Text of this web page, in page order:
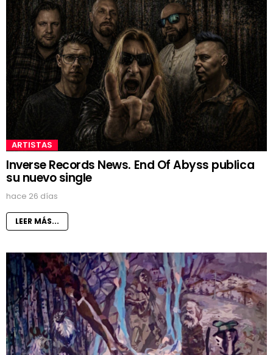
ARTISTAS
Inverse Records News. End Of Abyss publica
su nuevo single
hace 26 días
LEER MÁS...